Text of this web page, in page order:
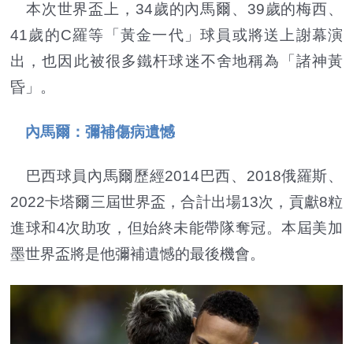
本次世界盃上，34歲的內馬爾、39歲的梅西、
41歲的C羅等「黃金一代」球員或將送上謝幕演
出，也因此被很多鐵杆球迷不舍地稱為「諸神黃
昏」。
內馬爾：彌補傷病遺憾
巴西球員內馬爾歷經2014巴西、2018俄羅斯、
2022卡塔爾三屆世界盃，合計出場13次，貢獻8粒
進球和4次助攻，但始終未能帶隊奪冠。本屆美加
墨世界盃將是他彌補遺憾的最後機會。